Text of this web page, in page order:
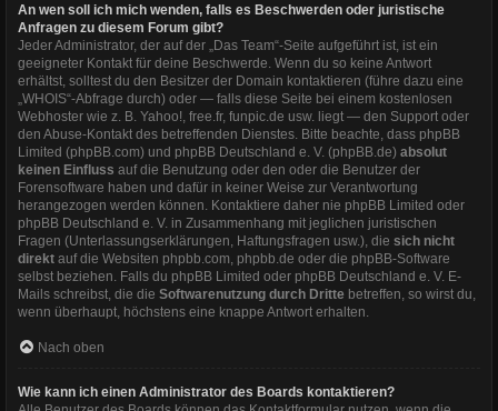
An wen soll ich mich wenden, falls es Beschwerden oder juristische
Anfragen zu diesem Forum gibt?
Jeder Administrator, der auf der „Das Team“-Seite aufgeführt ist, ist ein
geeigneter Kontakt für deine Beschwerde. Wenn du so keine Antwort
erhältst, solltest du den Besitzer der Domain kontaktieren (führe dazu eine
„WHOIS“-Abfrage durch) oder — falls diese Seite bei einem kostenlosen
Webhoster wie z. B. Yahoo!, free.fr, funpic.de usw. liegt — den Support oder
den Abuse-Kontakt des betreffenden Dienstes. Bitte beachte, dass phpBB
Limited (phpBB.com) und phpBB Deutschland e. V. (phpBB.de) absolut
keinen Einfluss auf die Benutzung oder den oder die Benutzer der
Forensoftware haben und dafür in keiner Weise zur Verantwortung
herangezogen werden können. Kontaktiere daher nie phpBB Limited oder
phpBB Deutschland e. V. in Zusammenhang mit jeglichen juristischen
Fragen (Unterlassungserklärungen, Haftungsfragen usw.), die sich nicht
direkt auf die Websiten phpbb.com, phpbb.de oder die phpBB-Software
selbst beziehen. Falls du phpBB Limited oder phpBB Deutschland e. V. E-
Mails schreibst, die die Softwarenutzung durch Dritte betreffen, so wirst du,
wenn überhaupt, höchstens eine knappe Antwort erhalten.
Nach oben
Wie kann ich einen Administrator des Boards kontaktieren?